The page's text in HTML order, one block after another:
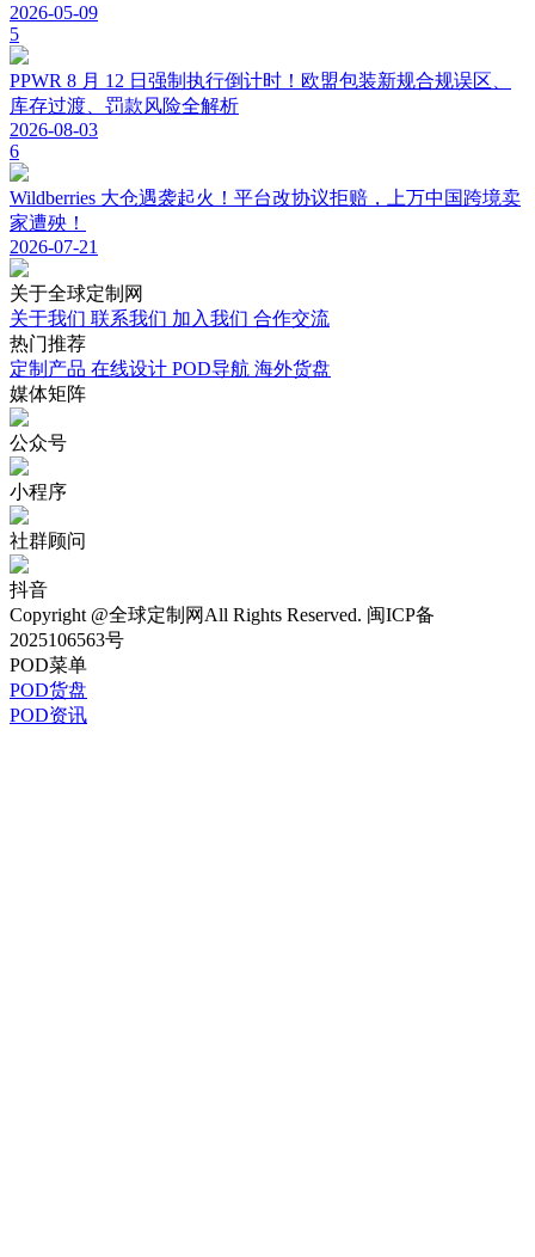
2026-05-09
5
PPWR 8 月 12 日强制执行倒计时！欧盟包装新规合规误区、
库存过渡、罚款风险全解析
2026-08-03
6
Wildberries 大仓遇袭起火！平台改协议拒赔，上万中国跨境卖
家遭殃！
2026-07-21
关于全球定制网
关于我们 联系我们 加入我们 合作交流
热门推荐
定制产品 在线设计 POD导航 海外货盘
媒体矩阵
公众号
小程序
社群顾问
抖音
Copyright @全球定制网All Rights Reserved. 闽ICP备
2025106563号
POD菜单
POD货盘
POD资讯